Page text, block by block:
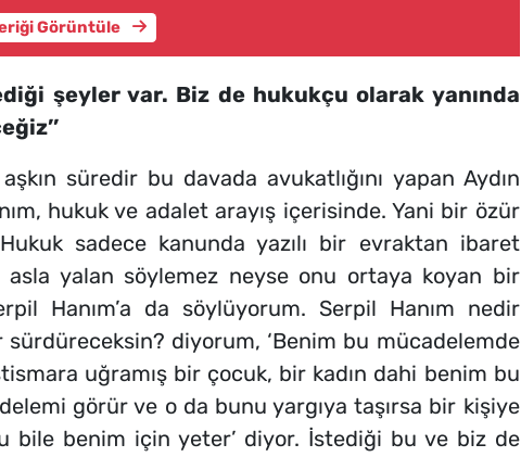
Görüntüle
şeyler var. Biz de hukukçu olarak yanında
aşkın süredir bu davada avukatlığını yapan Aydın
hukuk ve adalet arayış içerisinde. Yani bir özür
sadece kanunda yazılı bir evraktan ibaret
asla yalan söylemez neyse onu ortaya koyan bir
Hanım’a da söylüyorum. Serpil Hanım nedir
sürdüreceksin? diyorum, ‘Benim bu mücadelemde
uğramış bir çocuk, bir kadın dahi benim bu
görür ve o da bunu yargıya taşırsa bir kişiye
bile benim için yeter’ diyor. İstediği bu ve biz de